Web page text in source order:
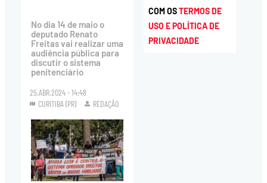
No dia 14 de maio o
deputado Renato
Freitas vai realizar uma
audiência pública para
discutir o sistema
penitenciário
25.ABR.2024 - 14:48
CURITIBA (PR)
REDAÇÃO
COM OSTERMOS DE
USO E POLÍTICA DE
PRIVACIDADE